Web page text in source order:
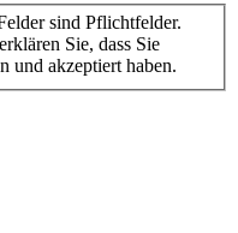
sind Pflichtfelder.
Sie, dass Sie
und akzeptiert haben.